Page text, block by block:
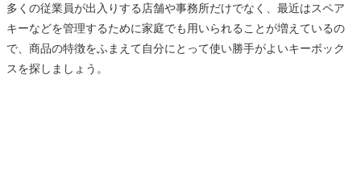
多くの従業員が出入りする店舗や事務所だけでなく、最近はスペア
キーなどを管理するために家庭でも用いられることが増えているの
で、商品の特徴をふまえて自分にとって使い勝手がよいキーボック
スを探しましょう。